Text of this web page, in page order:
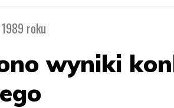
roku
wyniki